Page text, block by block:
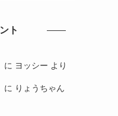
ト
に ヨッシー より
に りょうちゃん